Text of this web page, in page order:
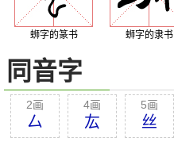
蛳字的篆书 蛳字的隶书
同音字
2画
厶
4画
厷
5画
丝